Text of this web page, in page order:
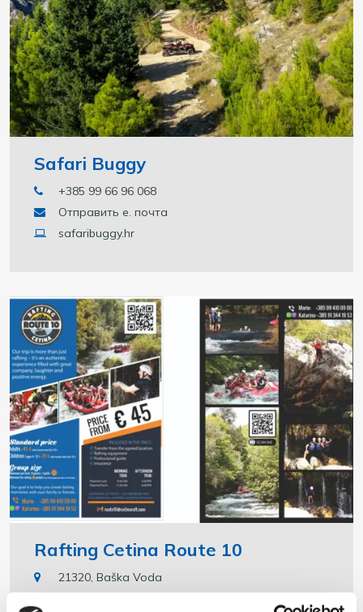
Safari Buggy
+385 99 66 96 068
Отправить е. почта
safaribuggy.hr
Rafting Cetina Route 10
21320, Baška Voda